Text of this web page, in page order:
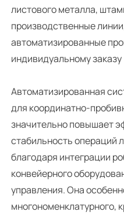
листового металла,
производственные
автоматизированные
индивидуальному заказу
Автоматизированная
для координатно-
значительно повышает
стабильность операций
благодаря интеграции
конвейерного
управления. Она
многономенклатурного,